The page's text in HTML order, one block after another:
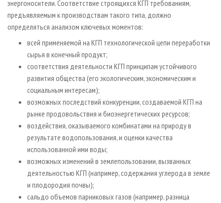
энергоносители. Соответствие строящихся КГП требованиям,
предъявляемым к производствам такого типа, должно
определяться анализом ключевых моментов:
всей применяемой на КГП технологической цепи переработки
сырья в конечный продукт;
соответствия деятельности КГП принципам устойчивого
развития общества (его экологическим, экономическим и
социальным интересам);
возможных последствий конкуренции, создаваемой КГП на
рынке продовольствия и биоэнергетических ресурсов;
воздействия, оказываемого комбинатами на природу в
результате водопользования, и оценки качества
использованной ими воды;
возможных изменений в землепользовании, вызванных
деятельностью КГП (например, содержания углерода в земле
и плодородия почвы);
сальдо объемов парниковых газов (например, разница